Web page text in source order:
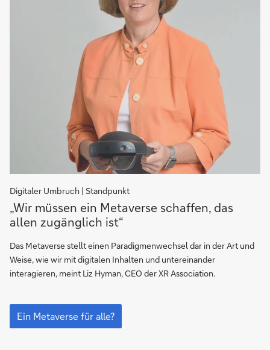
Digitaler Umbruch | Standpunkt
„Wir
müssen
ein
Metaverse
schaffen,
das
zugänglich
ist“
„Wir müssen ein Metaverse schaffen, das
allen zugänglich ist“
Das Metaverse stellt einen Paradigmenwechsel dar in der Art und
Weise, wie wir mit digitalen Inhalten und untereinander
interagieren, meint Liz Hyman, CEO der XR Association.
„Wir
müssen
ein
Ein Metaverse für alle?